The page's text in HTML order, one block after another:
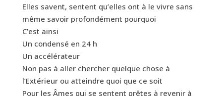
Elles savent, sentent qu’elles ont à le vivre sans
même savoir profondément pourquoi
C’est ainsi
Un condensé en 24 h
Un accélérateur
Non pas à aller chercher quelque chose à
l’Extérieur ou atteindre quoi que ce soit
Pour les Âmes qui se sentent prêtes à revenir à